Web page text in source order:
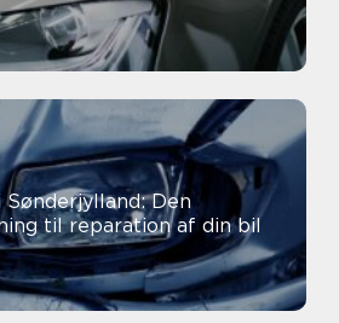
Den
til reparation af din bil